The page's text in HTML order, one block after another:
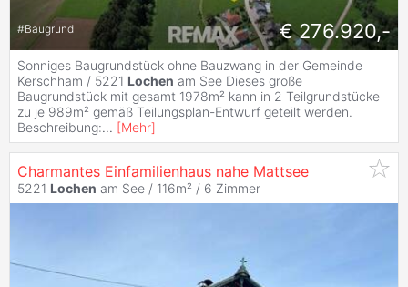
#Baugrund € 276.920,-
Sonniges Baugrundstück ohne Bauzwang in der Gemeinde
Kerschham / 5221 Lochen am See Dieses große
Baugrundstück mit gesamt 1978m² kann in 2 Teilgrundstücke
zu je 989m² gemäß Teilungsplan-Entwurf geteilt werden.
Beschreibung:... [Mehr]
Charmantes Einfamilienhaus nahe Mattsee
5221 Lochen am See / 116m² / 6 Zimmer